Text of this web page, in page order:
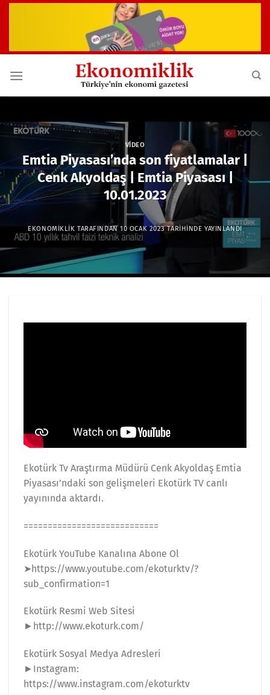
VIDEO
Emtia Piyasası’nda son fiyatlamalar |
Cenk Akyoldaş | Emtia Piyasası |
10.01.2023
EKONOMIKLIK TARAFINDAN 10 OCAK 2023TARIHINDE YAYINLANDI
Ekotürk Tv Araştırma Müdürü Cenk Akyoldaş Emtia
Piyasası’ndaki son gelişmeleri Ekotürk TV canlı
yayınında aktardı.
============================
Ekotürk YouTube Kanalına Abone Ol
➤https://www.youtube.com/ekoturktv/?
sub_confirmation=1
Ekotürk Resmi Web Sitesi
►http://www.ekoturk.com/
Ekotürk Sosyal Medya Adresleri
►Instagram:
https://www.instagram.com/ekoturktv